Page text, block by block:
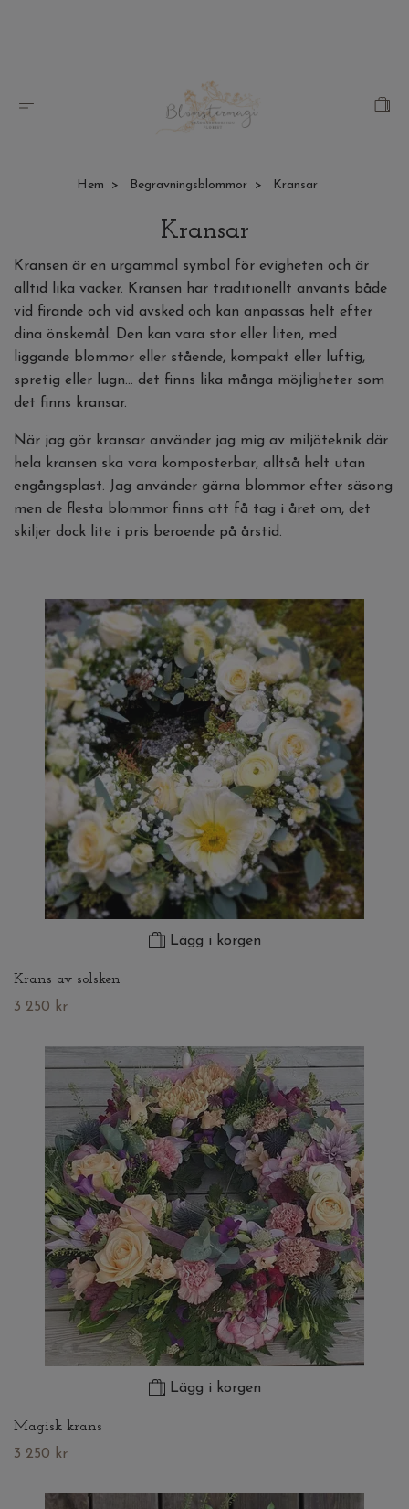
Hem Begravningsblommor Kransar
Kransar
Kransen är en urgammal symbol för evigheten och är
alltid lika vacker. Kransen har traditionellt använts både
vid firande och vid avsked och kan anpassas helt efter
dina önskemål. Den kan vara stor eller liten, med
liggande blommor eller stående, kompakt eller luftig,
spretig eller lugn... det finns lika många möjligheter som
det finns kransar.
När jag gör kransar använder jag mig av miljöteknik där
hela kransen ska vara komposterbar, alltså helt utan
engångsplast. Jag använder gärna blommor efter säsong
men de flesta blommor finns att få tag i året om, det
skiljer dock lite i pris beroende på årstid.
Lägg i korgen
Krans av solsken
3 250 kr
Lägg i korgen
Magisk krans
3 250 kr